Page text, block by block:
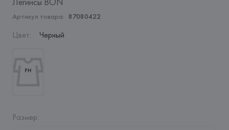
Артикул товара: 87080422
Цвет: Черный
Размер: